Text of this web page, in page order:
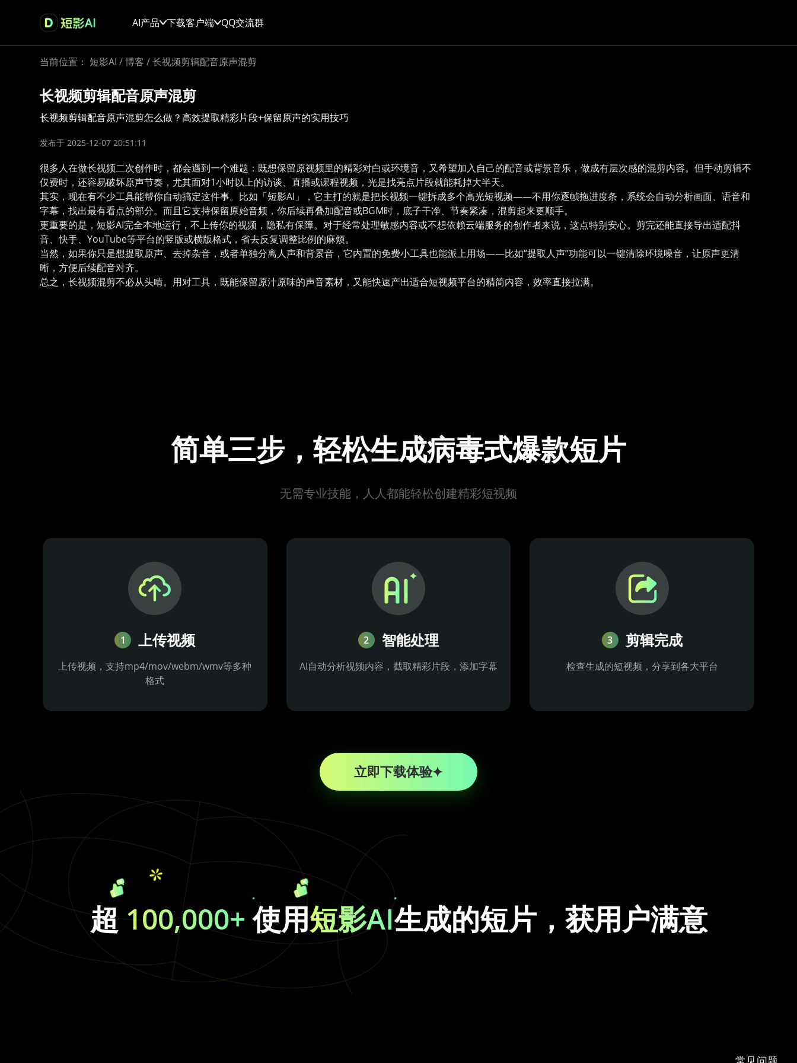
AI产品 下载客户端 QQ交流群
当前位置： 短影AI /博客 /长视频剪辑配音原声混剪
长视频剪辑配音原声混剪
长视频剪辑配音原声混剪怎么做？高效提取精彩片段+保留原声的实用技巧
发布于 2025-12-07 20:51:11
很多人在做长视频二次创作时，都会遇到一个难题：既想保留原视频里的精彩对白或环境音，又希望加入自己的配音或背景音乐，做成有层次感的混剪内容。但手动剪辑不
仅费时，还容易破坏原声节奏，尤其面对1小时以上的访谈、直播或课程视频，光是找亮点片段就能耗掉大半天。
其实，现在有不少工具能帮你自动搞定这件事。比如「短影AI」，它主打的就是把长视频一键拆成多个高光短视频——不用你逐帧拖进度条，系统会自动分析画面、语音和
字幕，找出最有看点的部分。而且它支持保留原始音频，你后续再叠加配音或BGM时，底子干净、节奏紧凑，混剪起来更顺手。
更重要的是，短影AI完全本地运行，不上传你的视频，隐私有保障。对于经常处理敏感内容或不想依赖云端服务的创作者来说，这点特别安心。剪完还能直接导出适配抖
音、快手、YouTube等平台的竖版或横版格式，省去反复调整比例的麻烦。
当然，如果你只是想提取原声、去掉杂音，或者单独分离人声和背景音，它内置的免费小工具也能派上用场——比如“提取人声”功能可以一键清除环境噪音，让原声更清
晰，方便后续配音对齐。
总之，长视频混剪不必从头啃。用对工具，既能保留原汁原味的声音素材，又能快速产出适合短视频平台的精简内容，效率直接拉满。
简单三步，轻松生成病毒式爆款短片
无需专业技能，人人都能轻松创建精彩短视频
1 上传视频
上传视频，支持mp4/mov/webm/wmv等多种
格式
2 智能处理
AI自动分析视频内容，截取精彩片段，添加字幕
3 剪辑完成
检查生成的短视频，分享到各大平台
立即下载体验
超 100,000+使用短影AI生成的短片，获用户满意